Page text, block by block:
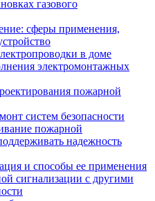
газового
сферы применения,
в доме
электромонтажных
пожарной
систем безопасности
пожарной
надежность
и способы ее применения
сигнализации с другими